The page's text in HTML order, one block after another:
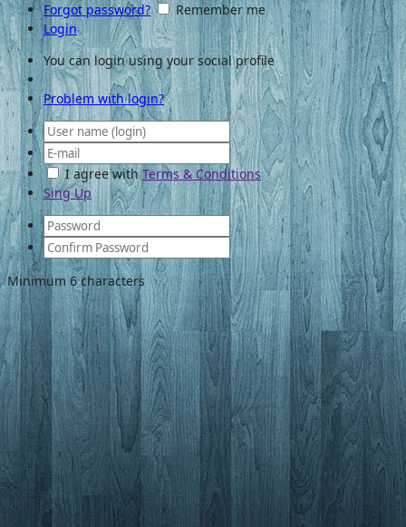
Forgot password?
Remember me
Login
You can login using your social profile
Problem with login?
I agree with Terms & Conditions
Sing Up
Minimum 6 characters